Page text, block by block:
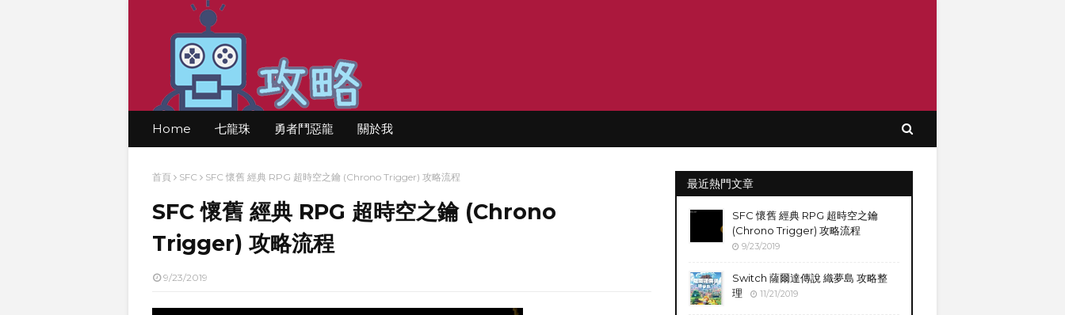
Home 七龍珠 勇者鬥惡龍 關於我
首頁 SFC SFC 懷舊 經典 RPG 超時空之鑰 (Chrono Trigger) 攻略流程
SFC 懷舊 經典 RPG 超時空之鑰 (Chrono
Trigger) 攻略流程
9/23/2019
最近熱門文章
SFC 懷舊 經典 RPG 超時空之鑰
(Chrono Trigger) 攻略流程
9/23/2019
Switch 薩爾達傳說 織夢島 攻略整
理
11/21/2019